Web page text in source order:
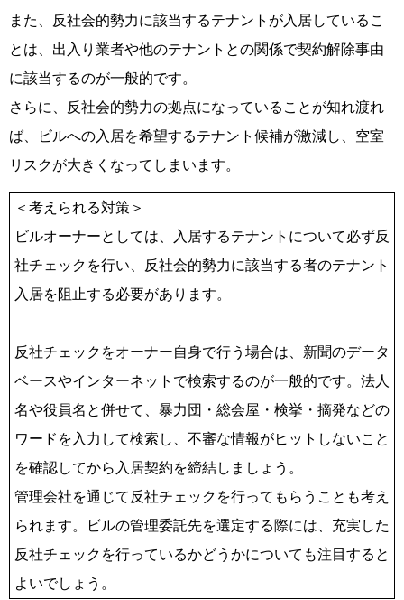
また、反社会的勢力に該当するテナントが入居しているこ
とは、出入り業者や他のテナントとの関係で契約解除事由
に該当するのが一般的です。
さらに、反社会的勢力の拠点になっていることが知れ渡れ
ば、ビルへの入居を希望するテナント候補が激減し、空室
リスクが大きくなってしまいます。
＜考えられる対策＞
ビルオーナーとしては、入居するテナントについて必ず反
社チェックを行い、反社会的勢力に該当する者のテナント
入居を阻止する必要があります。
反社チェックをオーナー自身で行う場合は、新聞のデータ
ベースやインターネットで検索するのが一般的です。法人
名や役員名と併せて、暴力団・総会屋・検挙・摘発などの
ワードを入力して検索し、不審な情報がヒットしないこと
を確認してから入居契約を締結しましょう。
管理会社を通じて反社チェックを行ってもらうことも考え
られます。ビルの管理委託先を選定する際には、充実した
反社チェックを行っているかどうかについても注目すると
よいでしょう。